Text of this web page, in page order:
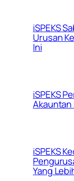
iSPEKS
Urusan
Ini
iSPEKS
Akauntan
iSPEKS
Yang